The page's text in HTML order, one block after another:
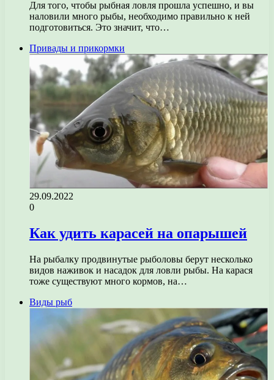
Для того, чтобы рыбная ловля прошла успешно, и вы
наловили много рыбы, необходимо правильно к ней
подготовиться. Это значит, что…
Привады и прикормки
29.09.2022
0
Как удить карасей на опарышей
На рыбалку продвинутые рыболовы берут несколько
видов наживок и насадок для ловли рыбы. На карася
тоже существуют много кормов, на…
Виды рыб